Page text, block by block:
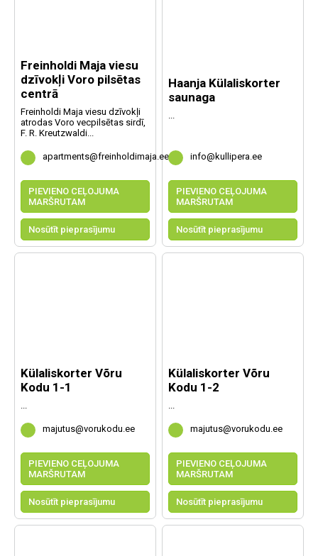
Freinholdi Maja viesu
dzīvokļi Voro pilsētas
centrā
Freinholdi Maja viesu dzīvokļi
atrodas Voro vecpilsētas sirdī,
F. R. Kreutzwaldi...
apartments@freinholdimaja.ee
PIEVIENO CEĻOJUMA
MARŠRUTAM
Nosūtīt pieprasījumu
Haanja Külaliskorter
saunaga
info@kullipera.ee
PIEVIENO CEĻOJUMA
MARŠRUTAM
Nosūtīt pieprasījumu
Külaliskorter Võru
Kodu 1-1
majutus@vorukodu.ee
PIEVIENO CEĻOJUMA
MARŠRUTAM
Nosūtīt pieprasījumu
Külaliskorter Võru
Kodu 1-2
majutus@vorukodu.ee
PIEVIENO CEĻOJUMA
MARŠRUTAM
Nosūtīt pieprasījumu